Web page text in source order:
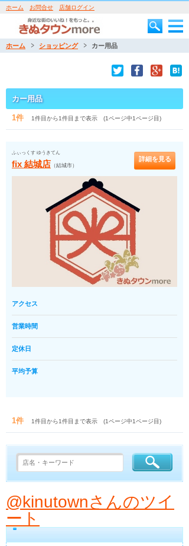
ホーム お問合せ 店舗ログイン
ホーム ショッピング カー用品
カー用品
1件 1件目から1件目まで表示 (1ページ中1ページ目)
ふぃっくす ゆうきてん
fix 結城店 （結城市）
詳細を見る
アクセス
営業時間
定休日
平均予算
1件 1件目から1件目まで表示 (1ページ中1ページ目)
@kinutownさんのツイ
ート